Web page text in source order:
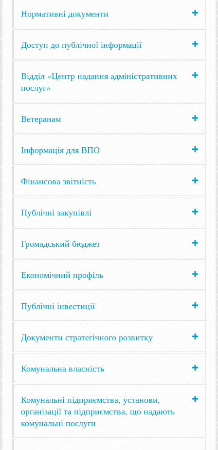
Нормативні документи
Доступ до публічної інформації
Відділ «Центр надання адміністративних
послуг»
Ветеранам
Інформація для ВПО
Фінансова звітність
Публічні закупівлі
Громадський бюджет
Економічний профіль
Публічні інвестиції
Документи стратегічного розвитку
Комунальна власність
Комунальні підприємства, установи,
організації та підприємства, що надають
комунальні послуги